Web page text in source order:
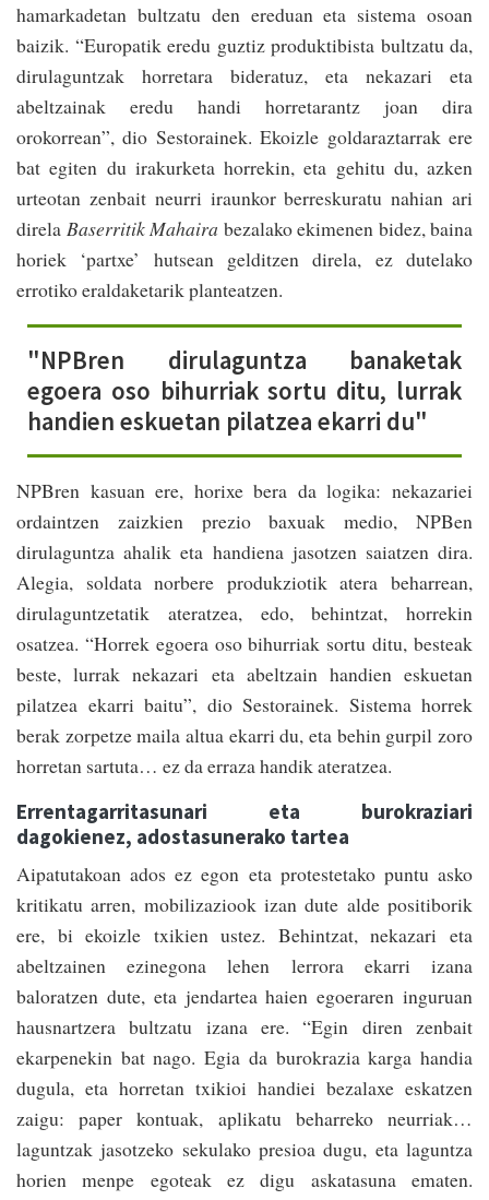
hamarkadetan bultzatu den ereduan eta sistema osoan
baizik. “Europatik eredu guztiz produktibista bultzatu da,
dirulaguntzak horretara bideratuz, eta nekazari eta
abeltzainak eredu handi horretarantz joan dira
orokorrean”, dio Sestorainek. Ekoizle goldaraztarrak ere
bat egiten du irakurketa horrekin, eta gehitu du, azken
urteotan zenbait neurri iraunkor berreskuratu nahian ari
direla Baserritik Mahaira bezalako ekimenen bidez, baina
horiek ‘partxe’ hutsean gelditzen direla, ez dutelako
errotiko eraldaketarik planteatzen.
"NPBren dirulaguntza banaketak
egoera oso bihurriak sortu ditu, lurrak
handien eskuetan pilatzea ekarri du"
NPBren kasuan ere, horixe bera da logika: nekazariei
ordaintzen zaizkien prezio baxuak medio, NPBen
dirulaguntza ahalik eta handiena jasotzen saiatzen dira.
Alegia, soldata norbere produkziotik atera beharrean,
dirulaguntzetatik ateratzea, edo, behintzat, horrekin
osatzea. “Horrek egoera oso bihurriak sortu ditu, besteak
beste, lurrak nekazari eta abeltzain handien eskuetan
pilatzea ekarri baitu”, dio Sestorainek. Sistema horrek
berak zorpetze maila altua ekarri du, eta behin gurpil zoro
horretan sartuta… ez da erraza handik ateratzea.
Errentagarritasunari eta burokraziari
dagokienez, adostasunerako tartea
Aipatutakoan ados ez egon eta protestetako puntu asko
kritikatu arren, mobilizaziook izan dute alde positiborik
ere, bi ekoizle txikien ustez. Behintzat, nekazari eta
abeltzainen ezinegona lehen lerrora ekarri izana
baloratzen dute, eta jendartea haien egoeraren inguruan
hausnartzera bultzatu izana ere. “Egin diren zenbait
ekarpenekin bat nago. Egia da burokrazia karga handia
dugula, eta horretan txikioi handiei bezalaxe eskatzen
zaigu: paper kontuak, aplikatu beharreko neurriak…
laguntzak jasotzeko sekulako presioa dugu, eta laguntza
horien menpe egoteak ez digu askatasuna ematen.